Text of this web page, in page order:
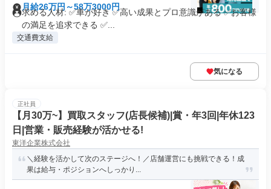
月給26万円～58万3000円
求める人材: ✅車が好き ✅高い成果とプロ意識がある ✅お客様
の満足を追求できる ✅...
交通費支給
気になる
正社員
【月30万~】買取スタッフ(店長候補)|賞・年3回|年休123
日|営業・販売経験が活かせる!
東洋企業株式会社
＼経験を活かして次のステージへ！／店舗運営にも挑戦できる！成
果は給与・ポジションへしっかり...